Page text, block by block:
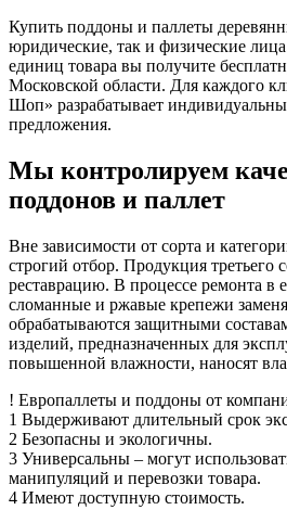
Купить поддоны и паллеты
юридические, так и физические
единиц товара вы получите
Московской области. Для каждого
Шоп» разрабатывает
предложения.
Мы контролируем
поддонов и паллет
Вне зависимости от сорта и
строгий отбор. Продукция третьего
реставрацию. В процессе ремонта в
сломанные и ржавые крепежи
обрабатываются защитными
изделий, предназначенных для
повышенной влажности, наносят
! Европаллеты и поддоны от
1 Выдерживают длительный срок
2 Безопасны и экологичны.
3 Универсальны – могут
манипуляций и перевозки товара.
4 Имеют доступную стоимость.